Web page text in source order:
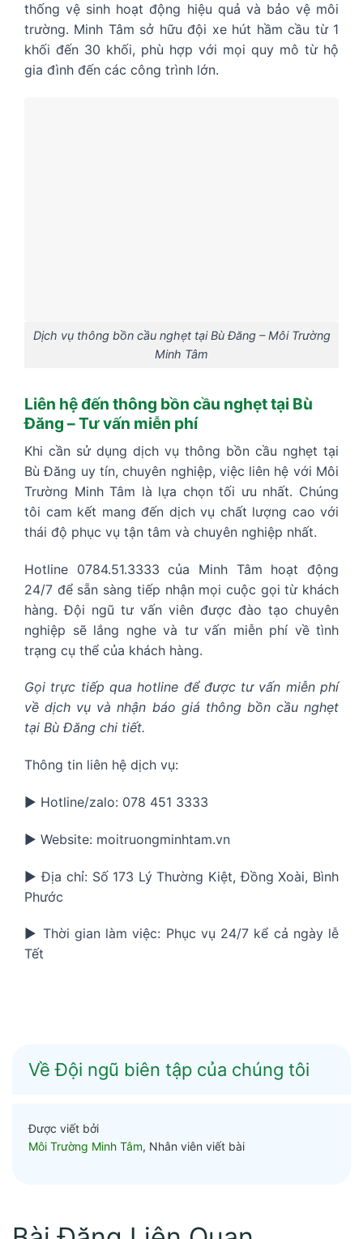
thống vệ sinh hoạt động hiệu quả và bảo vệ môi
trường. Minh Tâm sở hữu đội xe hút hầm cầu từ 1
khối đến 30 khối, phù hợp với mọi quy mô từ hộ
gia đình đến các công trình lớn.
Dịch vụ thông bồn cầu nghẹt tại Bù Đăng – Môi Trường
Minh Tâm
Liên hệ đến thông bồn cầu nghẹt tại Bù
Đăng – Tư vấn miễn phí
Khi cần sử dụng dịch vụ thông bồn cầu nghẹt tại
Bù Đăng uy tín, chuyên nghiệp, việc liên hệ với Môi
Trường Minh Tâm là lựa chọn tối ưu nhất. Chúng
tôi cam kết mang đến dịch vụ chất lượng cao với
thái độ phục vụ tận tâm và chuyên nghiệp nhất.
Hotline 0784.51.3333 của Minh Tâm hoạt động
24/7 để sẵn sàng tiếp nhận mọi cuộc gọi từ khách
hàng. Đội ngũ tư vấn viên được đào tạo chuyên
nghiệp sẽ lắng nghe và tư vấn miễn phí về tình
trạng cụ thể của khách hàng.
Gọi trực tiếp qua hotline để được tư vấn miễn phí
về dịch vụ và nhận báo giá thông bồn cầu nghẹt
tại Bù Đăng chi tiết.
Thông tin liên hệ dịch vụ:
▶️ Hotline/zalo: 078 451 3333
▶️ Website: moitruongminhtam.vn
▶️ Địa chỉ: Số 173 Lý Thường Kiệt, Đồng Xoài, Bình
Phước
▶️ Thời gian làm việc: Phục vụ 24/7 kể cả ngày lễ
Tết
Về Đội ngũ biên tập của chúng tôi
Được viết bởi
Môi Trường Minh Tâm, Nhân viên viết bài